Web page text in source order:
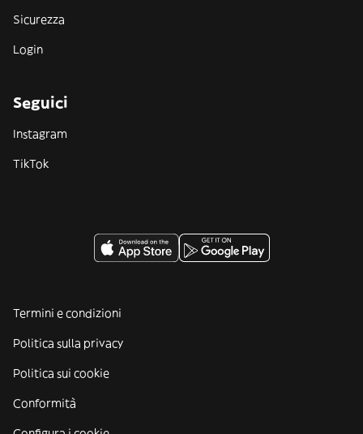
Sicurezza
Login
Seguici
Instagram
TikTok
Termini e condizioni
Politica sulla privacy
Politica sui cookie
Conformità